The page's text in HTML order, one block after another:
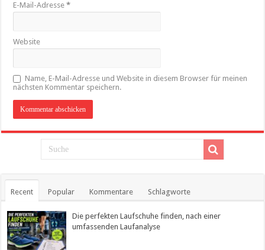
E-Mail-Adresse*
Website
Name, E-Mail-Adresse und Website in diesem Browser für meinen
nächsten Kommentar speichern.
Recent Popular Kommentare Schlagworte
Die perfekten Laufschuhe finden, nach einer
umfassenden Laufanalyse